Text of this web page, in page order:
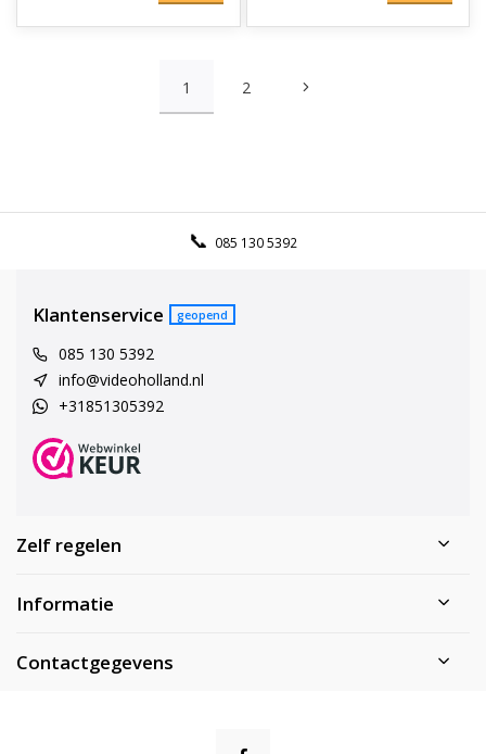
1 2
085 130 5392
Klantenservice geopend
085 130 5392
info@videoholland.nl
+31851305392
Zelf regelen
Informatie
Contactgegevens